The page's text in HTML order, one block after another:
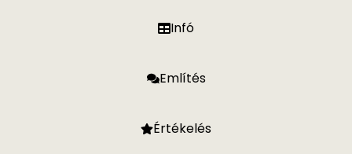
Infó
Említés
Értékelés